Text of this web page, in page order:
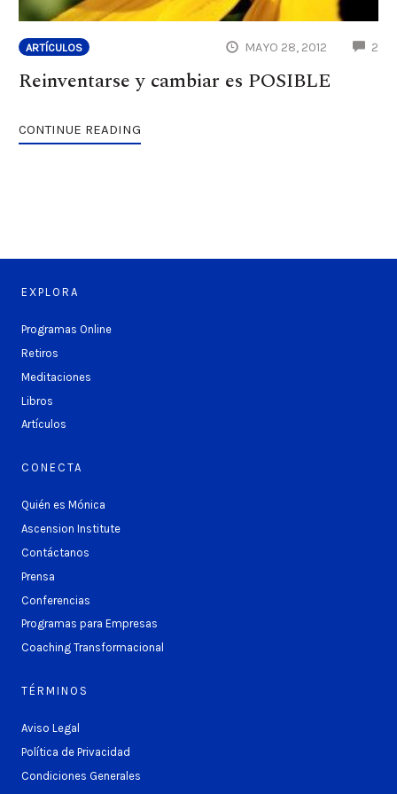
ARTÍCULOS MAYO 28, 2012 2
Reinventarse y cambiar es POSIBLE
CONTINUE READING
EXPLORA
Programas Online
Retiros
Meditaciones
Libros
Artículos
CONECTA
Quién es Mónica
Ascension Institute
Contáctanos
Prensa
Conferencias
Programas para Empresas
Coaching Transformacional
TÉRMINOS
Aviso Legal
Política de Privacidad
Condiciones Generales